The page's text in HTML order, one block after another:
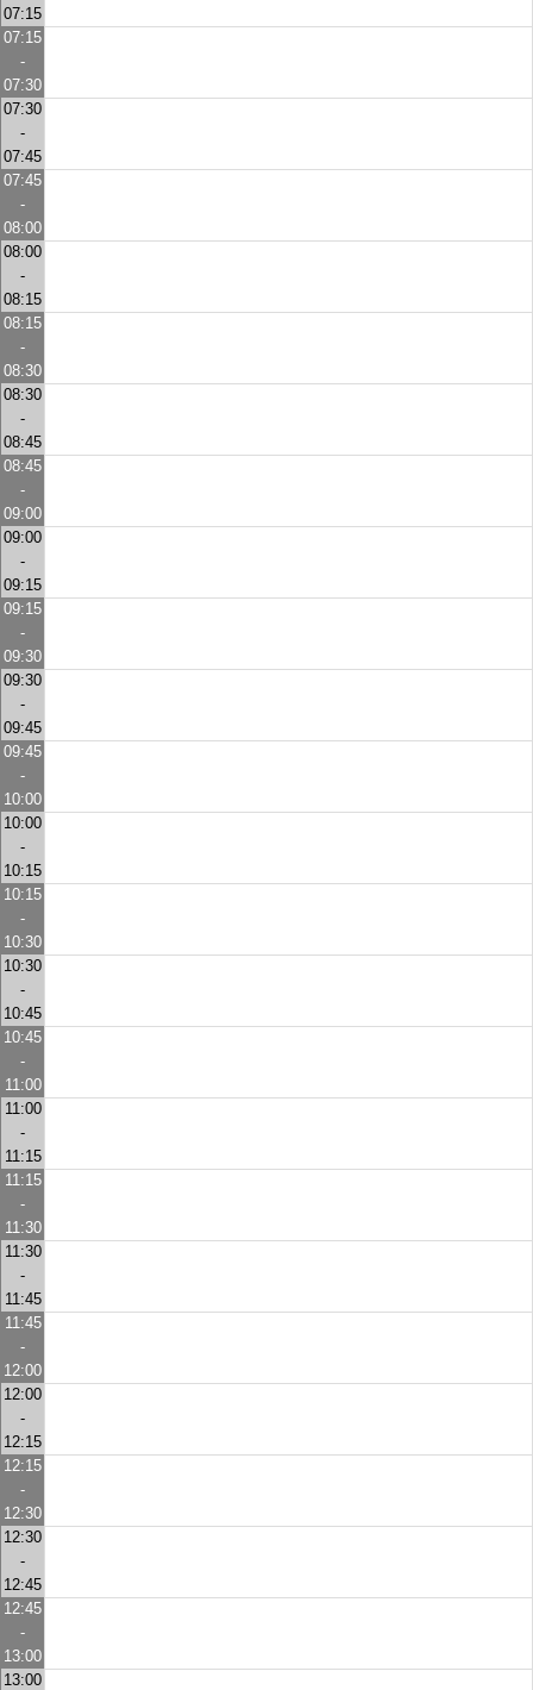
07:15
07:15
-
07:30
07:30
-
07:45
07:45
-
08:00
08:00
-
08:15
08:15
-
08:30
08:30
-
08:45
08:45
-
09:00
09:00
-
09:15
09:15
-
09:30
09:30
-
09:45
09:45
-
10:00
10:00
-
10:15
10:15
-
10:30
10:30
-
10:45
10:45
-
11:00
11:00
-
11:15
11:15
-
11:30
11:30
-
11:45
11:45
-
12:00
12:00
-
12:15
12:15
-
12:30
12:30
-
12:45
12:45
-
13:00
13:00